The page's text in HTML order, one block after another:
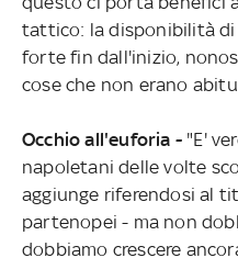
tattico: la disponibilità
forte fin dall'inizio,
cose che non erano
Occhio all'euforia -"E'
napoletani delle volte
aggiunge riferendosi al
partenopei - ma non
dobbiamo crescere